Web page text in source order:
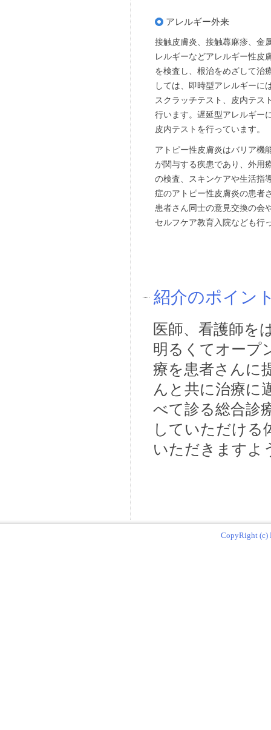
アレルギー外来
接触皮膚炎、接触蕁麻疹、金
レルギーなどアレルギー性皮
を検査し、根治をめざして治
しては、即時型アレルギーに
スクラッチテスト、皮内テス
行います。遅延型アレルギー
皮内テストを行っています。
アトピー性皮膚炎はバリア機
が関与する疾患であり、外用
の検査、スキンケアや生活指
症のアトピー性皮膚炎の患者
患者さん同士の意見交換の会
セルフケア教育入院なども行
紹介のポイン
医師、看護師を
明るくてオープ
療を患者さんに
んと共に治療に
べて診る総合診
していただける
いただきますよ
CopyRight (c)